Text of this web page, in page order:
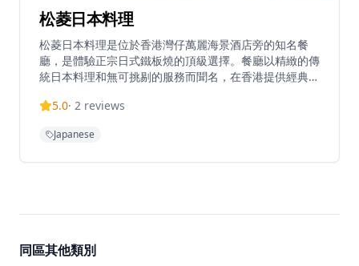
松菱日本料理
松菱日本料理是位於香港灣仔萬麗海景酒店旁的知名餐
廳，是體驗正宗日式鐵板燒的頂級選擇。餐廳以精緻的傳
統日本料理和無可挑剔的服務而聞名，在香港提供經典日
客喜愛。位於灣仔會議展覽中心旁，松菱提供壽司吧和鐵
藝。餐廳環境優雅，適合商務宴請、情侶約會或慶祝特殊
5.0· 2 reviews
Japanese
同區其他類別